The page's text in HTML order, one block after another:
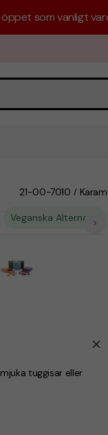
som vanligt
21-00-7010 /
Veganska Alternativ
tuggisar eller